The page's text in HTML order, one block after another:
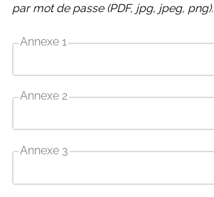
par mot de passe (PDF, jpg, jpeg, png).
Annexe 1
Annexe 2
Annexe 3